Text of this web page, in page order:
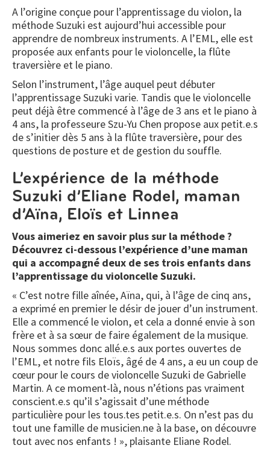
A l’origine conçue pour l’apprentissage du violon, la
méthode Suzuki est aujourd’hui accessible pour
apprendre de nombreux instruments. A l’EML, elle est
proposée aux enfants pour le violoncelle, la flûte
traversière et le piano.
Selon l’instrument, l’âge auquel peut débuter
l’apprentissage Suzuki varie. Tandis que le violoncelle
peut déjà être commencé à l’âge de 3 ans et le piano à
4 ans, la professeure Szu-Yu Chen propose aux petit.e.s
de s’initier dès 5 ans à la flûte traversière, pour des
questions de posture et de gestion du souffle.
L’expérience de la méthode
Suzuki d’Eliane Rodel, maman
d’Aïna, Eloïs et Linnea
Vous aimeriez en savoir plus sur la méthode ?
Découvrez ci-dessous l’expérience d’une maman
qui a accompagné deux de ses trois enfants dans
l’apprentissage du violoncelle Suzuki.
« C’est notre fille aînée, Aïna, qui, à l’âge de cinq ans,
a exprimé en premier le désir de jouer d’un instrument.
Elle a commencé le violon, et cela a donné envie à son
frère et à sa sœur de faire également de la musique.
Nous sommes donc allé.e.s aux portes ouvertes de
l’EML, et notre fils Eloïs, âgé de 4 ans, a eu un coup de
cœur pour le cours de violoncelle Suzuki de Gabrielle
Martin. A ce moment-là, nous n’étions pas vraiment
conscient.e.s qu’il s’agissait d’une méthode
particulière pour les tous.tes petit.e.s. On n’est pas du
tout une famille de musicien.ne à la base, on découvre
tout avec nos enfants ! », plaisante Eliane Rodel.